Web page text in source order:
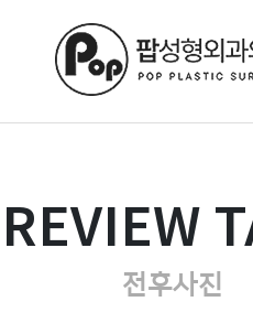
REVIEW
전후사진